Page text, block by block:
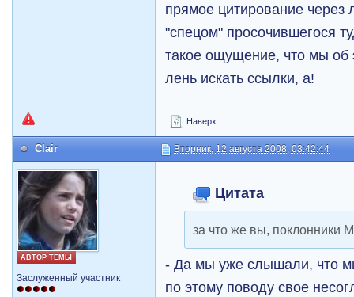
прямое цитирование
"спецом" просочившегося
такое ощущение, что мы об
лень искать ссылки, а!
Наверх
Clair Вторник, 12 августа 2008, 03:42:44
АВТОР ТЕМЫ
Заслуженный участник
Цитата
за что же вы, поклонники
- Да мы уже слышали, что
по этому поводу свое